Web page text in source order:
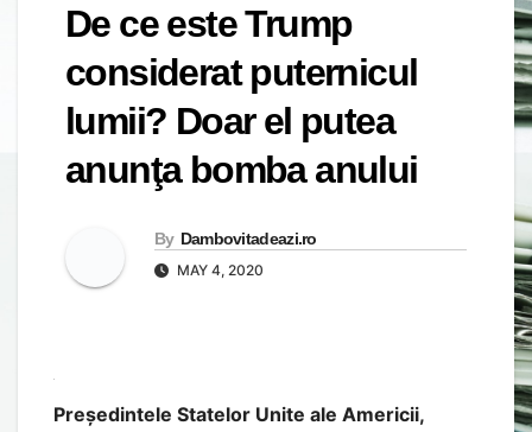
De ce este Trump
considerat puternicul
lumii? Doar el putea
anunţa bomba anului
By Dambovitadeazi.ro
MAY 4, 2020
Președintele Statelor Unite ale Americii,